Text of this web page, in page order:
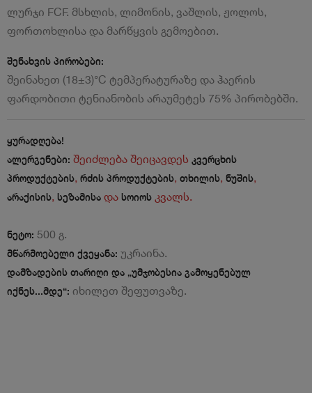
ლურჯი FCF. მსხლის, ლიმონის, ვაშლის, ჟოლოს,
ფორთოხლისა და მარწყვის გემოებით.
შენახვის პირობები:
შეინახეთ (18±3)°C ტემპერატურაზე და ჰაერის
ფარდობითი ტენიანობის არაუმეტეს 75% პირობებში.
ყურადღება!
ალერგენები: შეიძლება შეიცავდეს კვერცხის
პროდუქტების, რძის პროდუქტების, თხილის, ნუშის,
არაქისის, სეზამისა და სოიოს კვალს.
ნეტო: 500 გ.
მწარმოებელი ქვეყანა: უკრაინა.
დამზადების თარიღი და „უმჯობესია გამოყენებულ
იქნეს...მდე“: იხილეთ შეფუთვაზე.